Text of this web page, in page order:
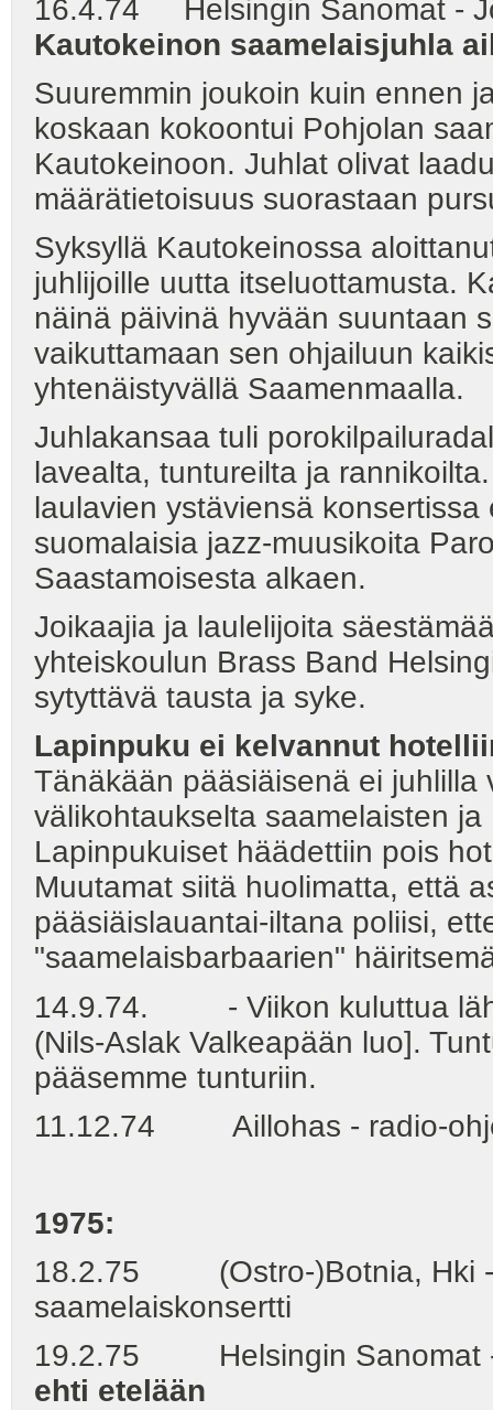
16.4.74 Helsingin Sanomat -
Kautokeinon saamelaisjuhla
Suuremmin joukoin kuin ennen
koskaan kokoontui Pohjolan
Kautokeinoon. Juhlat olivat
määrätietoisuus suorastaan
Syksyllä Kautokeinossa
juhlijoille uutta itseluottamusta.
näinä päivinä hyvään suuntaan
vaikuttamaan sen ohjailuun
yhtenäistyvällä Saamenmaalla.
Juhlakansaa tuli
lavealta, tuntureilta ja
laulavien ystäviensä
suomalaisia jazz-muusikoita
Saastamoisesta alkaen.
Joikaajia ja laulelijoita
yhteiskoulun Brass Band
sytyttävä tausta ja syke.
Lapinpuku ei kelvannut
Tänäkään pääsiäisenä ei juhlilla
välikohtaukselta saamelaisten
Lapinpukuiset häädettiin pois
Muutamat siitä huolimatta, että
pääsiäislauantai-iltana poliisi,
"saamelaisbarbaarien"
14.9.74. - Viikon kuluttua
(Nils-Aslak Valkeapään luo].
pääsemme tunturiin.
11.12.74 Aillohas - radio-
1975:
18.2.75 (Ostro-)Botnia, Hki -
saamelaiskonsertti
19.2.75 Helsingin Sanomat -
ehti etelään